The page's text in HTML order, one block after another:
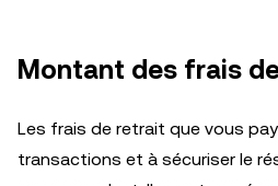
Montant des frais
Les frais de retrait que vous
transactions et à sécuriser le